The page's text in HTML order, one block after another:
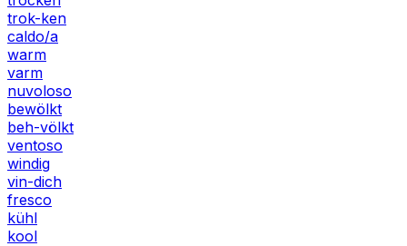
trok-ken
caldo/a
warm
varm
nuvoloso
bewölkt
beh-völkt
ventoso
windig
vin-dich
fresco
kühl
kool